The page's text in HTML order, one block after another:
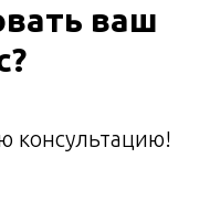
ваш
консультацию!